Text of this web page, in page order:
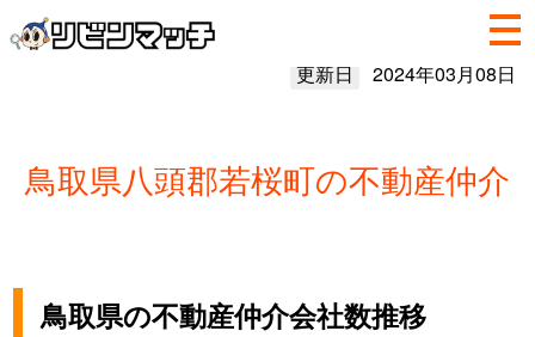
更新日 2024年03月08日
鳥取県八頭郡若桜町の不動産仲介
鳥取県の不動産仲介会社数推移